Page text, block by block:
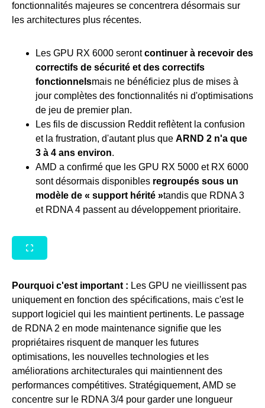
fonctionnalités majeures se concentrera désormais sur
les architectures plus récentes.
Les GPU RX 6000 serontcontinuer à recevoir des
correctifs de sécurité et des correctifs
fonctionnelsmais ne bénéficiez plus de mises à
jour complètes des fonctionnalités ni d'optimisations
de jeu de premier plan.
Les fils de discussion Reddit reflètent la confusion
et la frustration, d'autant plus que ARND 2 n'a que
3 à 4 ans environ.
AMD a confirmé que les GPU RX 5000 et RX 6000
sont désormais disponibles regroupés sous un
modèle de « support hérité »tandis que RDNA 3
et RDNA 4 passent au développement prioritaire.
Pourquoi c'est important : Les GPU ne vieillissent pas
uniquement en fonction des spécifications, mais c'est le
support logiciel qui les maintient pertinents. Le passage
de RDNA 2 en mode maintenance signifie que les
propriétaires risquent de manquer les futures
optimisations, les nouvelles technologies et les
améliorations architecturales qui maintiennent des
performances compétitives. Stratégiquement, AMD se
concentre sur le RDNA 3/4 pour garder une longueur